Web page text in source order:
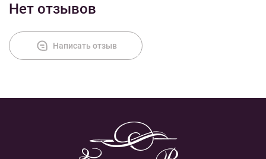
Нет отзывов
Написать отзыв